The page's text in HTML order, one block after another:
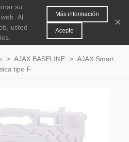
0
> AJAX BASELINE > AJAX Smart
tipo F
su
Al
usted
Más información
Acepto
×